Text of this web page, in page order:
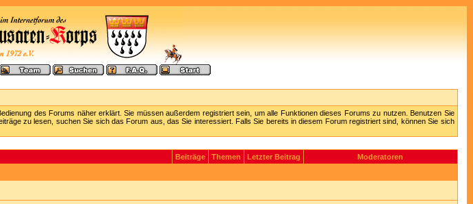
des Forums näher erklärt. Sie müssen außerdem registriert sein, um alle Funktionen dieses Forums zu nutzen. Benutzen Sie
zu lesen, suchen Sie sich das Forum aus, das Sie interessiert. Falls Sie bereits in diesem Forum registriert sind, können Sie sich
Beiträge Themen Letzter Beitrag Moderatoren